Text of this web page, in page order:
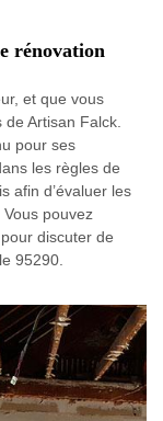
rénovation
et que vous
Artisan Falck.
pour ses
les règles de
afin d’évaluer les
pouvez
discuter de
95290.